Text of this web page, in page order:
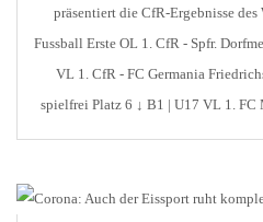
präsentiert die CfR-Ergebnisse
Fussball Erste OL 1. CfR - Spfr.
VL 1. CfR - FC Germania
spielfrei Platz 6 ↓ B1 | U17 VL 1. FC
[...]